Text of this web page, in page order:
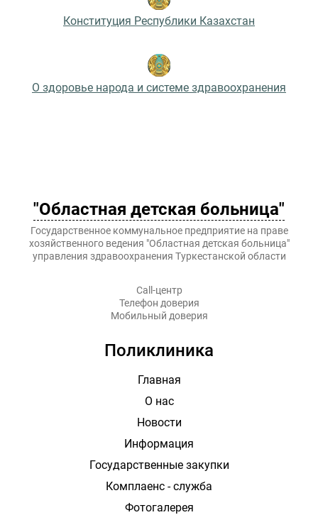
Конституция Республики Казахстан
О здоровье народа и системе здравоохранения
"Областная детская больница"
Государственное коммунальное предприятие на праве
хозяйственного ведения "Областная детская больница"
управления здравоохранения Туркестанской области
Call-центр
Телефон доверия
Мобильный доверия
Поликлиника
Главная
О нас
Новости
Информация
Государственные закупки
Комплаенс - служба
Фотогалерея